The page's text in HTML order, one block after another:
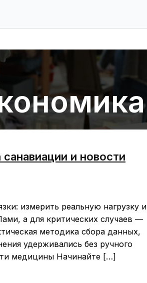
и новости
измерить реальную нагрузку и
а для критических случаев —
методика сбора данных,
удерживались без ручного
медицины Начинайте […]